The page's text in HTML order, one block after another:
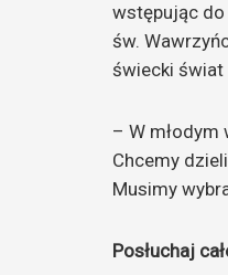
wstępując do
św.
świecki świat
– W
Chcemy
Musimy
Posłuchaj